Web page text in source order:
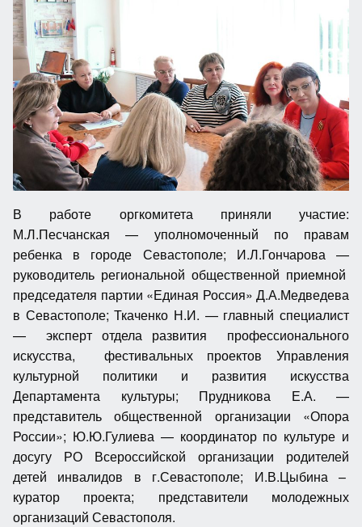
В работе оргкомитета приняли участие:
М.Л.Песчанская — уполномоченный по правам
ребенка в городе Севастополе; И.Л.Гончарова —
руководитель региональной общественной приемной
председателя партии «Единая Россия» Д.А.Медведева
в Севастополе; Ткаченко Н.И. — главный специалист
— эксперт отдела развития профессионального
искусства, фестивальных проектов Управления
культурной политики и развития искусства
Департамента культуры; Прудникова Е.А. —
представитель общественной организации «Опора
России»; Ю.Ю.Гулиева — координатор по культуре и
досугу РО Всероссийской организации родителей
детей инвалидов в г.Севастополе; И.В.Цыбина –
куратор проекта; представители молодежных
организаций Севастополя.